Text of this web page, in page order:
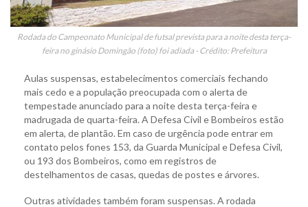
Rodada do Campeonato Municipal de futsal prevista para a noite desta terça-
feira no ginásio Domingão (foto) foi adiada - Crédito: Prefeitura
Aulas suspensas, estabelecimentos comerciais fechando
mais cedo e a população preocupada com o alerta de
tempestade anunciado para a noite desta terça-feira e
madrugada de quarta-feira. A Defesa Civil e Bombeiros estão
em alerta, de plantão. Em caso de urgência pode entrar em
contato pelos fones 153, da Guarda Municipal e Defesa Civil,
ou 193 dos Bombeiros, como em registros de
destelhamentos de casas, quedas de postes e árvores.
Outras atividades também foram suspensas. A rodada